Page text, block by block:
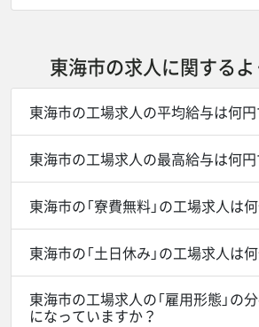
東海市の求人に関する
東海市の工場求人の平均給与は何円
東海市の工場求人の最高給与は何円
東海市の「寮費無料」の工場求人は
東海市の「土日休み」の工場求人は
東海市の工場求人の「雇用形態」の
になっていますか？